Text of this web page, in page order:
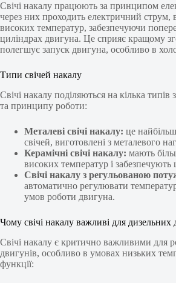
Свічі накалу працюють за принципом
через них проходить електричний струм,
високих температур, забезпечуючи
циліндрах двигуна. Це сприяє кращому
полегшує запуск двигуна, особливо в
Типи свічей накалу
Свічі накалу поділяються на кілька типів
та принципу роботи:
Металеві свічі накалу: це
свічей, виготовлені з металевого
Керамічні свічі накалу: мають
високих температур і
Свічі накалу з регульованою
автоматично регулювати
умов роботи двигуна.
Чому свічі накалу важливі для дизельних
Свічі накалу є критично важливими для
двигунів, особливо в умовах низьких
функції: